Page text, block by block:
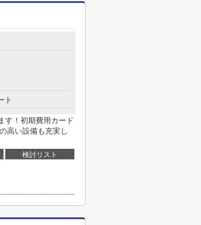
ト
す！初期費用カード
高い設備も充実し
検討リスト